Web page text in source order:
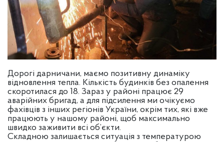
Дорогі дарничани, маємо позитивну динаміку
відновлення тепла. Кількість будинків без опалення
скоротилася до 18. Зараз у районі працює 29
аварійних бригад, а для підсилення ми очікуємо
фахівців з інших регіонів України, окрім тих, які вже
працюють у нашому районі, щоб максимально
швидко заживити всі об’єкти.
Складною залишається ситуація з температурою